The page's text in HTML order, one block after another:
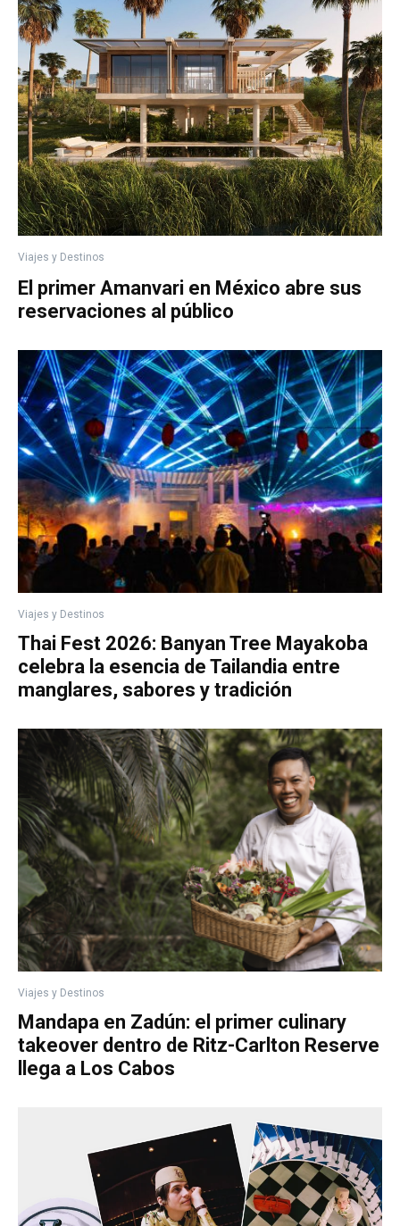
Viajes y Destinos
El primer Amanvari en México abre sus
reservaciones al público
Viajes y Destinos
Thai Fest 2026: Banyan Tree Mayakoba
celebra la esencia de Tailandia entre
manglares, sabores y tradición
Viajes y Destinos
Mandapa en Zadún: el primer culinary
takeover dentro de Ritz-Carlton Reserve
llega a Los Cabos